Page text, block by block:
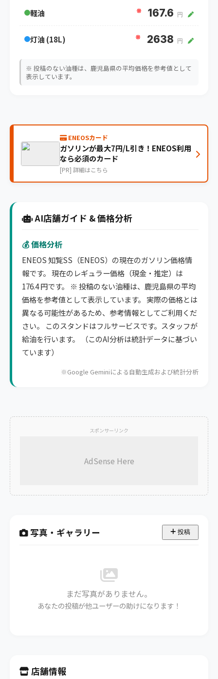
軽油 ※ 167.6 円
灯油 (18L) ※ 2638 円
※ 投稿のない油種は、鹿児島県の平均価格を参考値として
表示しています。
ENEOSカード
ガソリンが最大7円/L引き！ENEOS利用
なら必須のカード
[PR] 詳細はこちら
AI店舗ガイド & 価格分析
💰 価格分析
ENEOS 知覧SS（ENEOS）の現在のガソリン価格情
報です。 現在のレギュラー価格（現金・推定）は
176.4 円です。 ※ 投稿のない油種は、鹿児島県の平均
価格を参考値として表示しています。 実際の価格とは
異なる可能性があるため、参考情報としてご利用くだ
さい。 このスタンドはフルサービスです。スタッフが
給油を行います。 （このAI分析は統計データに基づい
ています）
※Google Geminiによる自動生成および統計分析
スポンサーリンク
AdSense Here
写真・ギャラリー 投稿
まだ写真がありません。
あなたの投稿が他ユーザーの助けになります！
店舗情報